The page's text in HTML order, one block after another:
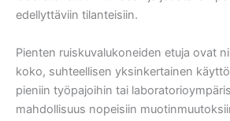
edellyttäviin tilanteisiin.
Pienten ruiskuvalukoneiden etuja ovat
koko, suhteellisen yksinkertainen
pieniin työpajoihin tai
mahdollisuus nopeisiin